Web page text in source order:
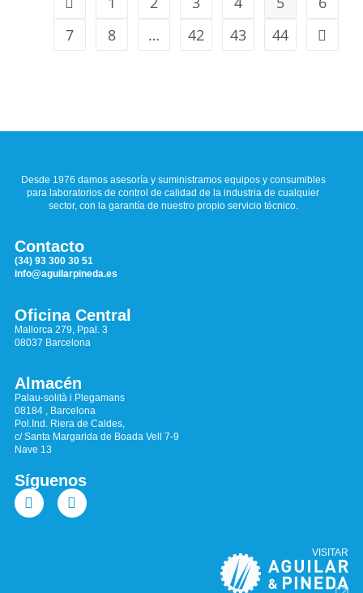
7
8 … 42 43 44
Desde 1976 damos asesoría y suministramos equipos y consumibles
para laboratorios de control de calidad de la industria de cualquier
sector, con la garantía de nuestro propio servicio técnico.
Contacto
(34) 93 300 30 51
info@aguilarpineda.es
Oficina Central
Mallorca 279, Ppal. 3
08037 Barcelona
Almacén
Palau-solità i Plegamans
08184 , Barcelona
Pol.Ind. Riera de Caldes,
c/ Santa Margarida de Boada Vell 7-9
Nave 13
Síguenos
VISITAR